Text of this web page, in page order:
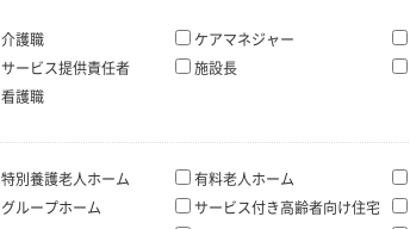
介護職 ケアマネジャー
サービス提供責任者
施設長
看護職
特別養護老人ホーム 有料老人ホーム
グループホーム
サービス付き高齢者向け住宅